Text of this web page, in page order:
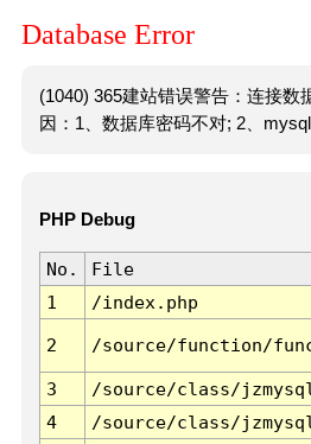
Database Error
(1040) 365建站错误警告：连接数
因：1、数据库密码不对; 2、mysql
PHP Debug
No. File
1
/index.php
2 /source/function/
3 /source/class/
4
/source/class/